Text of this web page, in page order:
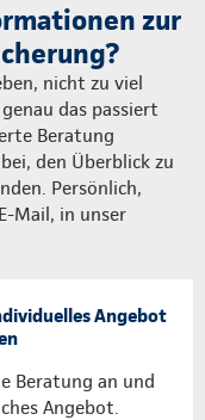
zur
nicht zu viel
das passiert
Beratung
den Überblick zu
Persönlich,
Mail, in unser
Angebot
Beratung an und
Angebot.